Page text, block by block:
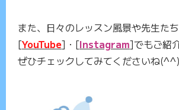
また、日々のレッスン風景や先生たち
[YouTube]・[Instagram]でもご紹
ぜひチェックしてみてくださいね(^^)